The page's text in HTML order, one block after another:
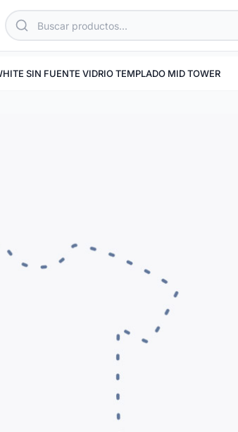
SIN FUENTE VIDRIO TEMPLADO MID TOWER